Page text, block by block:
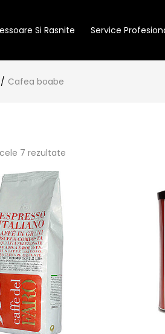
Si Rasnite Service
Cafea boabe
7 rezultate